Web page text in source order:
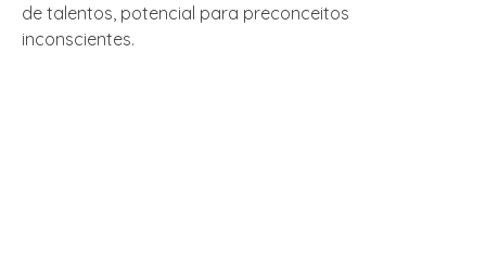
de talentos, potencial para preconceitos
inconscientes.